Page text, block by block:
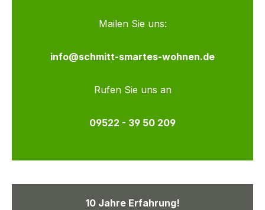
Mailen Sie uns:
info@schmitt-smartes-wohnen.de
Rufen Sie uns an
09522 - 39 50 209
10 Jahre Erfahrung!